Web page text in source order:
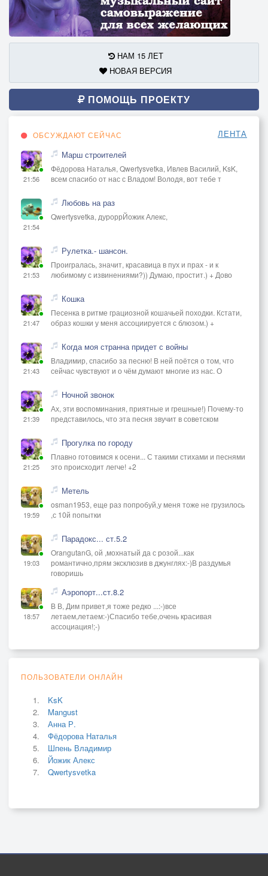
НАМ 15 ЛЕТ
НОВАЯ ВЕРСИЯ
ПОМОЩЬ ПРОЕКТУ
ОБСУЖДАЮТ СЕЙЧАС ЛЕНТА
21:56
Марш строителей
Фёдорова Наталья, Qwertysvetka, Ивлев Василий, KsK,
всем спасибо от нас с Владом! Володя, вот тебе т
21:54
Любовь на раз
Qwertysvetka, дуроррЙожик Алекс,
21:53
Рулетка.- шансон.
Проигралась, значит, красавица в пух и прах - и к
любимому с извинениями?)) Думаю, простит.) + Дово
21:47
Кошка
Песенка в ритме грациозной кошачьей походки. Кстати,
образ кошки у меня ассоциируется с блюзом.) +
21:43
Когда моя странна придет с войны
Владимир, спасибо за песню! В ней поётся о том, что
сейчас чувствуют и о чём думают многие из нас. О
21:39
Ночной звонок
Ах, эти воспоминания, приятные и грешные!) Почему-то
представилось, что эта песня звучит в советском
21:25
Прогулка по городу
Плавно готовимся к осени... С такими стихами и песнями
это происходит легче! +2
19:59
Метель
osman1953, еще раз попробуй,у меня тоже не грузилось
,с 10й попытки
19:03
Парадокс... ст.5.2
OrangutanG, ой ,мохнатый да с розой...как
романтично,прям эксклюзив в джунглях:-)В раздумья
говоришь
18:57
Аэропорт...ст.8.2
В В, Дим привет,я тоже редко ...:-)все
летаем,летаем:-)Спасибо тебе,очень красивая
ассоциация!;-)
ПОЛЬЗОВАТЕЛИ ОНЛАЙН
KsK
Mangust
Анна Р.
Фёдорова Наталья
Шпень Владимир
Йожик Алекс
Qwertysvetka